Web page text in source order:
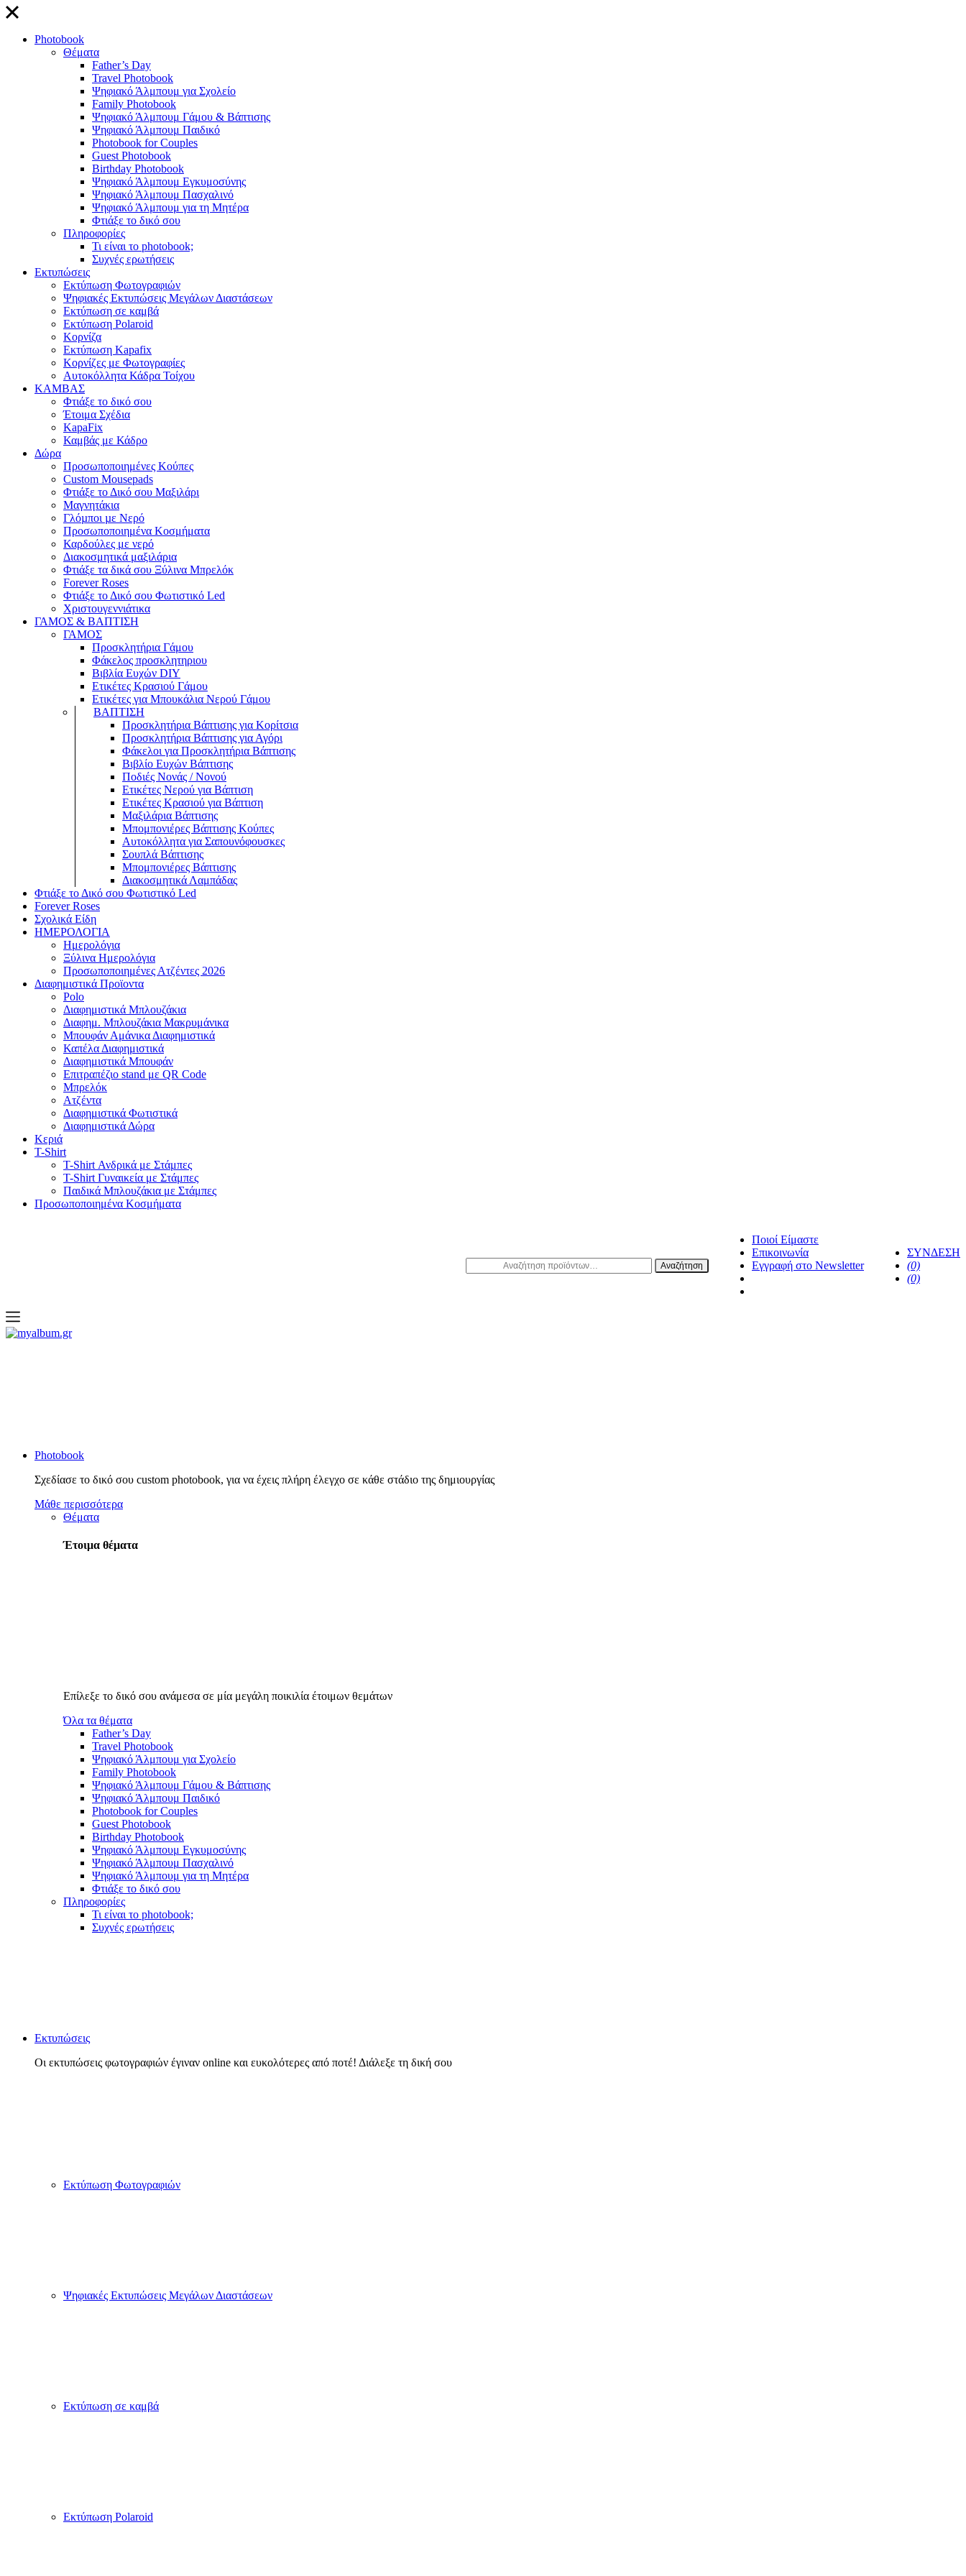
close
Photobook
Θέματα
Father’s Day
Travel Photobook
Ψηφιακό Άλμπουμ για Σχολείο
Family Photobook
Ψηφιακό Άλμπουμ Γάμου & Βάπτισης
Ψηφιακό Άλμπουμ Παιδικό
Photobook for Couples
Guest Photobook
Birthday Photobook
Ψηφιακό Άλμπουμ Εγκυμοσύνης
Ψηφιακό Άλμπουμ Πασχαλινό
Ψηφιακό Άλμπουμ για τη Μητέρα
Φτιάξε το δικό σου
Πληροφορίες
Τι είναι το photobook;
Συχνές ερωτήσεις
Εκτυπώσεις
Εκτύπωση Φωτογραφιών
Ψηφιακές Εκτυπώσεις Μεγάλων Διαστάσεων
Εκτύπωση σε καμβά
Εκτύπωση Polaroid
Κορνίζα
Εκτύπωση Kapafix
Κορνίζες με Φωτογραφίες
Αυτοκόλλητα Κάδρα Τοίχου
ΚΑΜΒΑΣ
Φτιάξε το δικό σου
Έτοιμα Σχέδια
KapaFix
Καμβάς με Κάδρο
Δώρα
Προσωποποιημένες Κούπες
Custom Mousepads
Φτιάξε το Δικό σου Μαξιλάρι
Μαγνητάκια
Γλόµποι µε Νερό
Προσωποποιημένα Κοσμήματα
Καρδούλες με νερό
Διακοσμητικά μαξιλάρια
Φτιάξε τα δικά σου Ξύλινα Μπρελόκ
Forever Roses
Φτιάξε το Δικό σου Φωτιστικό Led
Χριστουγεννιάτικα
ΓΑΜΟΣ & ΒΑΠΤΙΣΗ
ΓΑΜΟΣ
Προσκλητήρια Γάμου
Φάκελος προσκλητηριου
Βιβλία Ευχών DIY
Ετικέτες Κρασιού Γάμου
Ετικέτες για Μπουκάλια Νερού Γάμου
ΒΑΠΤΙΣΗ
Προσκλητήρια Βάπτισης για Κορίτσια
Προσκλητήρια Βάπτισης για Αγόρι
Φάκελοι για Προσκλητήρια Βάπτισης
Βιβλίο Ευχών Βάπτισης
Ποδιές Νονάς / Νονού
Ετικέτες Νερού για Βάπτιση
Ετικέτες Κρασιού για Βάπτιση
Μαξιλάρια Βάπτισης
Μπομπονιέρες Βάπτισης Κούπες
Αυτοκόλλητα για Σαπουνόφουσκες
Σουπλά Βάπτισης
Μπομπονιέρες Βάπτισης
Διακοσμητικά Λαμπάδας
Φτιάξε το Δικό σου Φωτιστικό Led
Forever Roses
Σχολικά Είδη
ΗΜΕΡΟΛΟΓΙΑ
Ημερολόγια
Ξύλινα Ημερολόγια
Προσωποποιημένες Ατζέντες 2026
Διαφημιστικά Προϊοντα
Polo
Διαφημιστικά Μπλουζάκια
Διαφημ. Μπλουζάκια Μακρυμάνικα
Μπουφάν Αμάνικα Διαφημιστικά
Καπέλα Διαφημιστικά
Διαφημιστικά Μπουφάν
Επιτραπέζιο stand με QR Code
Μπρελόκ
Ατζέντα
Διαφημιστικά Φωτιστικά
Διαφημιστικά Δώρα
Κεριά
T-Shirt
T-Shirt Ανδρικά με Στάμπες
T-Shirt Γυναικεία με Στάμπες
Παιδικά Μπλουζάκια με Στάμπες
Προσωποποιημένα Κοσμήματα
Αναζήτηση
για:
Αναζήτηση
Ποιοί Είμαστε
Επικοινωνία
Εγγραφή στο Newsletter
ΣΥΝΔΕΣΗ
(0)
(0)
open
Photobook
Σχεδίασε το δικό σου custom photobook, για να έχεις πλήρη έλεγχο σε κάθε στάδιο της δημιουργίας
Μάθε περισσότερα
Θέματα
Έτοιμα θέματα
Επίλεξε το δικό σου ανάμεσα σε μία μεγάλη ποικιλία έτοιμων θεμάτων
Όλα τα θέματα
Father’s Day
Travel Photobook
Ψηφιακό Άλμπουμ για Σχολείο
Family Photobook
Ψηφιακό Άλμπουμ Γάμου & Βάπτισης
Ψηφιακό Άλμπουμ Παιδικό
Photobook for Couples
Guest Photobook
Birthday Photobook
Ψηφιακό Άλμπουμ Εγκυμοσύνης
Ψηφιακό Άλμπουμ Πασχαλινό
Ψηφιακό Άλμπουμ για τη Μητέρα
Φτιάξε το δικό σου
Πληροφορίες
Τι είναι το photobook;
Συχνές ερωτήσεις
Εκτυπώσεις
Οι εκτυπώσεις φωτογραφιών έγιναν online και ευκολότερες από ποτέ! Διάλεξε τη δική σου
Εκτύπωση Φωτογραφιών
Ψηφιακές Εκτυπώσεις Μεγάλων Διαστάσεων
Εκτύπωση σε καμβά
Εκτύπωση Polaroid